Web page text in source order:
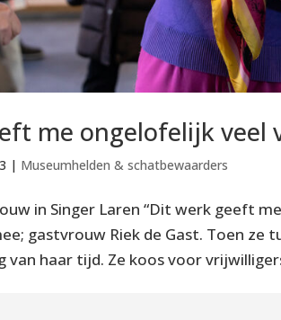
me ongelofelijk veel
| Museumhelden & schatbewaarders
in Singer Laren “Dit werk geeft
gastvrouw Riek de Gast. Toen ze
van haar tijd. Ze koos voor